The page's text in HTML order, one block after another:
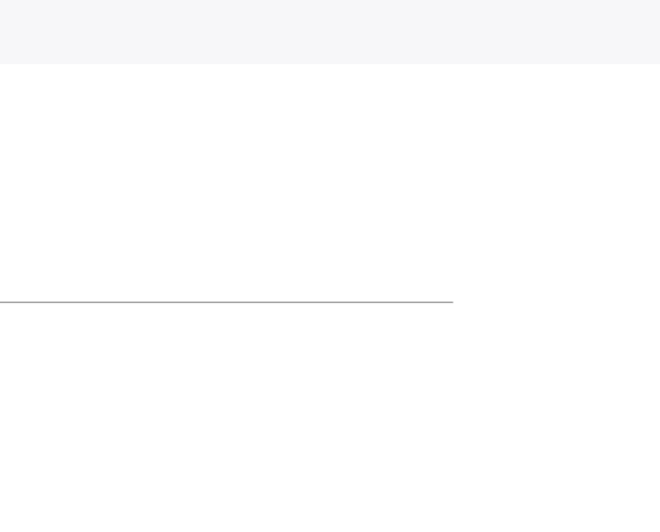
น ติดหน้า1google ราคาถูกมาก
ย
1goolge ราคาถูกที่สุด ฟรีลงประกาศอสังหา รับทำSEOขายสินค้า